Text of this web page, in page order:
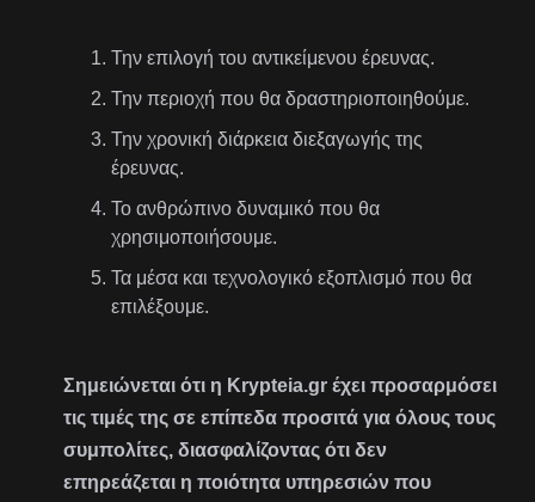
Την επιλογή του αντικείμενου έρευνας.
Την περιοχή που θα δραστηριοποιηθούμε.
Την χρονική διάρκεια διεξαγωγής της
έρευνας.
Το ανθρώπινο δυναμικό που θα
χρησιμοποιήσουμε.
Τα μέσα και τεχνολογικό εξοπλισμό που θα
επιλέξουμε.
Σημειώνεται ότι η Krypteia.gr έχει προσαρμόσει
τις τιμές της σε επίπεδα προσιτά για όλους τους
συμπολίτες, διασφαλίζοντας ότι δεν
επηρεάζεται η ποιότητα υπηρεσιών που